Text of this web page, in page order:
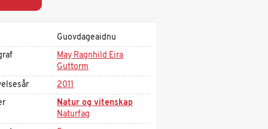
Guovdageaidnu
May Ragnhild Eira
Guttorm
2011
Natur og vitenskap
Naturfag